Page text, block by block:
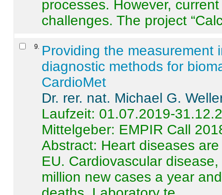
processes. However,
challenges. The project
9
Providing the measurement
diagnostic methods for
CardioMet
Dr. rer. nat. Michael G.
Laufzeit: 01.07.2019-
Mittelgeber: EMPIR Call
Abstract: Heart diseases
EU. Cardiovascular
million new cases a year